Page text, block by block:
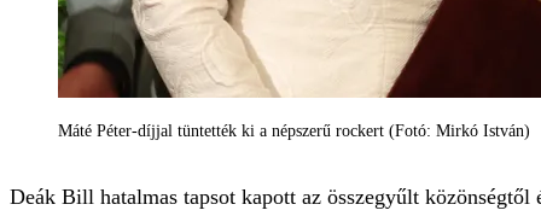
Máté Péter-díjjal tüntették ki a népszerű rockert (Fotó: Mirkó István)
Deák Bill hatalmas tapsot kapott az összegyűlt